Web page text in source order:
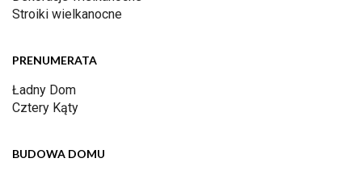
Stroiki wielkanocne
PRENUMERATA
Ładny Dom
Cztery Kąty
BUDOWA DOMU